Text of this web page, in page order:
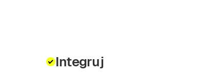
Integruj